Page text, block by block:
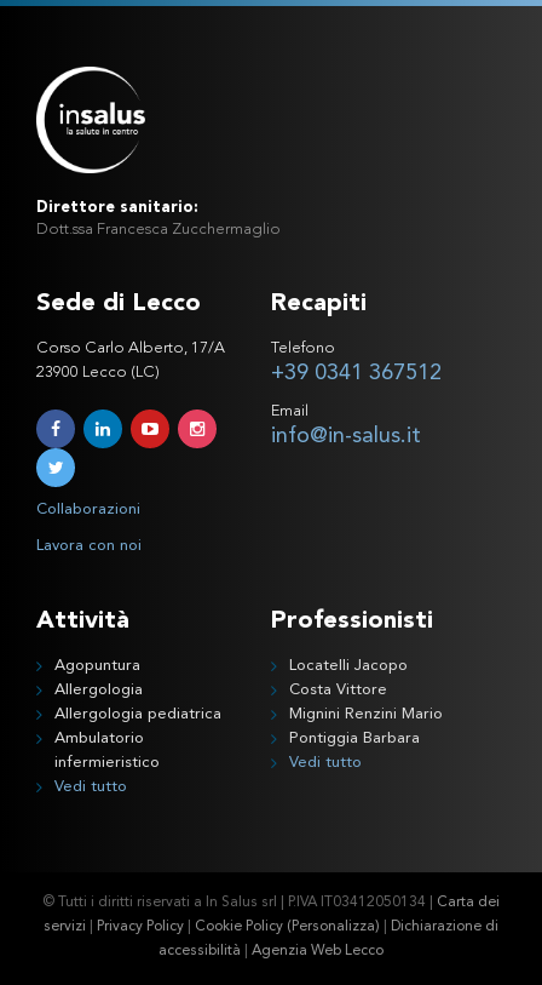
Direttore sanitario:
Dott.ssa Francesca Zucchermaglio
Sede di Lecco
Corso Carlo Alberto, 17/A
23900 Lecco (LC)
Collaborazioni
Lavora con noi
Recapiti
Telefono
+39 0341 367512
Email
info@in-salus.it
Attività
Agopuntura
Allergologia
Allergologia pediatrica
Ambulatorio
infermieristico
Vedi tutto
Professionisti
Locatelli Jacopo
Costa Vittore
Mignini Renzini Mario
Pontiggia Barbara
Vedi tutto
© Tutti i diritti riservati a In Salus srl | P.IVA IT03412050134 | Carta dei
servizi
Privacy Policy Cookie Policy (Personalizza)
Dichiarazione di
accessibilità
Agenzia Web Lecco